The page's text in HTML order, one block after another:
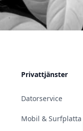
Privattjänster
Datorservice
Mobil & Surfplatta